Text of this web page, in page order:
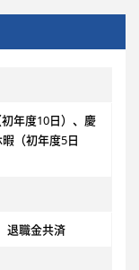
年度10日）、慶
（初年度5日
職金共済